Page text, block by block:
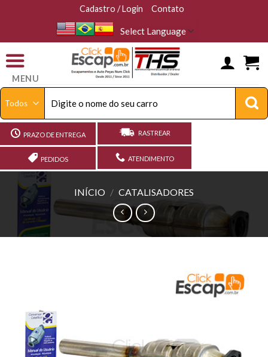
Cadastro / Login Contato
MENU
por:
PRAZO DE ENTREGA
PEDIDOS
RASTREAR
ATENDIMENTO
INÍCIO / CATALISADORES